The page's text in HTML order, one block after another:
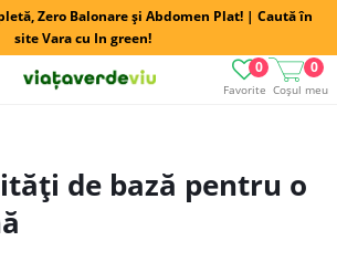
Zero Balonare și Abdomen Plat! | Caută în
site Vara cu In green!
Favorite
0
Coșul meu
0
de bază pentru o